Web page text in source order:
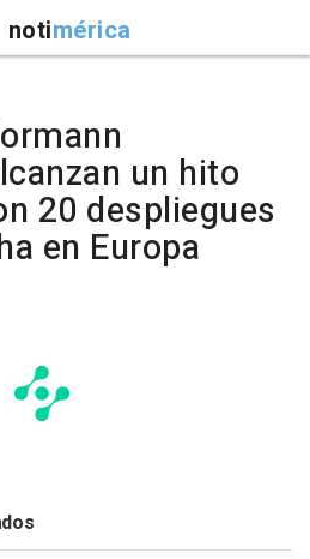
notimérica
un hito
20 despliegues
en Europa